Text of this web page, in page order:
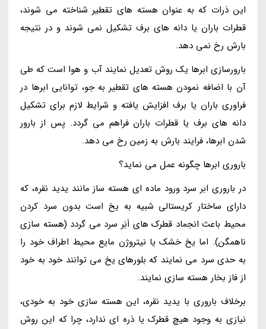
این ذرات که به عنوان هسته های تقطیر شناخته می شوند،
قطرات باران یا دانه های برف تشکیل نمی شوند و در نتیجه
بارش رخ نمی دهد.
بارورسازی ابرها یک روش تعدیل نمایند آب و هوا است که طی
آن با اضافه نمودن هسته های تقطیر به جو، توانایی ابرها در
فراوری باران یا برف افزایش یافته و شرایط لازم برای تشکیل
دانه های برف یا قطرات باران فراهم می گردد. پس از بارور
شدن ابرها، فرایند بارش به زمین رخ می دهد.
باروری ابرها چگونه عمل می نماید؟
در باروری ابر سرد ورود ماده ای هسته ساز مانند یدید نقره، که
دارای ساختار کریستالی شبیه به یخ است بدون سرد کردن
محیط باعث انجماد قطرک های اَبَر سرد می گردد (هسته سازی
ناهمگن). اما یخ خشک یا نیتروژن مایع محیط اطراف خود را
به حدی سرد می نمایند که بلورهای یخ می توانند خود به خود
از فاز بخار هسته سازی نمایند.
برخلاف باروری با یدید نقره، این هسته سازی خود به خودی،
نیازی به وجود هیچ قطرک یا ذره ای ندارد، چرا که این روش